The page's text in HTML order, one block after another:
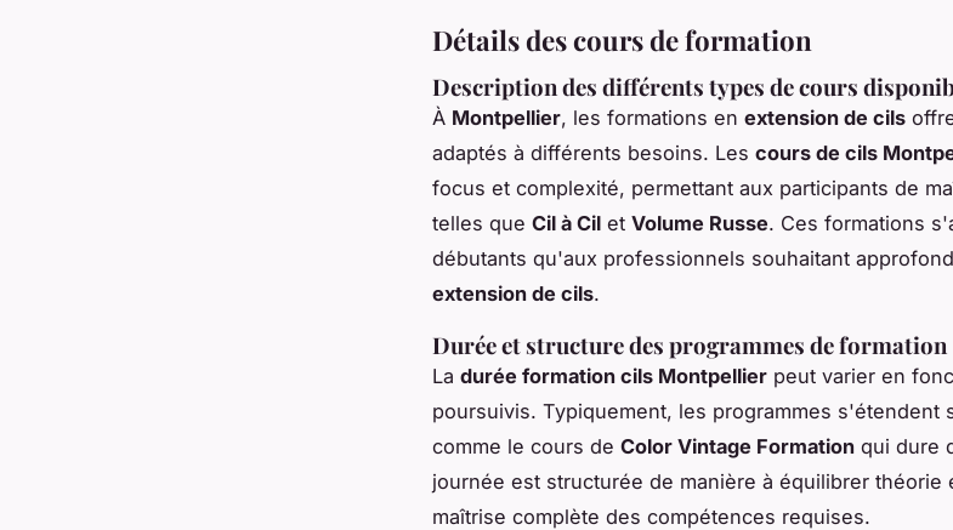
Détails des cours de formation
Description des différents types de cours
À Montpellier, les formations en extension de cils
adaptés à différents besoins. Les cours de cils
focus et complexité, permettant aux participants de
telles que Cil à Cil et Volume Russe. Ces formations
débutants qu'aux professionnels souhaitant
extension de cils.
Durée et structure des programmes de formation
La durée formation cils Montpellier peut varier en
poursuivis. Typiquement, les programmes s'étendent
comme le cours de Color Vintage Formation qui dure
journée est structurée de manière à équilibrer théorie
maîtrise complète des compétences requises.